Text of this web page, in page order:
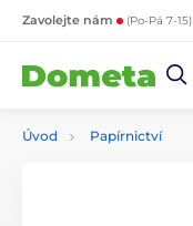
Zavolejte nám (Po-Pá 7-15)
Úvod Papírnictví